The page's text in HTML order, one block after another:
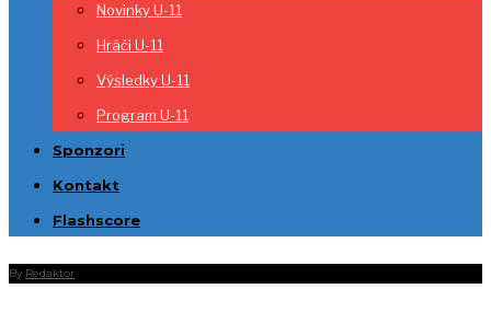
Novinky U-11
Hráči U-11
Výsledky U-11
Program U-11
Sponzori
Kontakt
Flashscore
By Redaktor